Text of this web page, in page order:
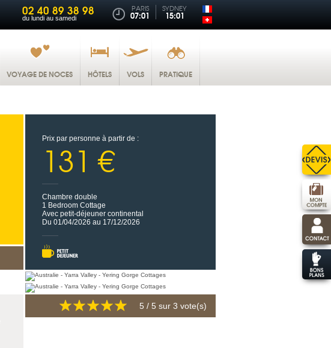
02 40 89 38 98
du lundi au samedi
PARIS
07:01
SYDNEY
15:01
VOYAGE DE NOCES HÔTELS VOLS PRATIQUE
Prix par personne à partir de :
131 €
Chambre double
1 Bedroom Cottage
Avec petit-déjeuner continental
Du 01/04/2026 au 17/12/2026
5 / 5 sur 3 vote(s)